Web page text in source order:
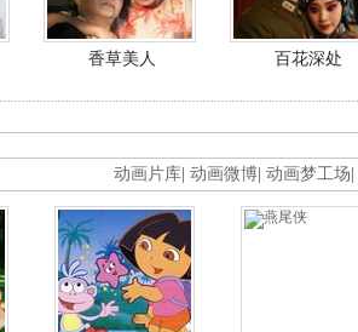
香草美人 百花深处
动画片库 动画微博 动画梦工场